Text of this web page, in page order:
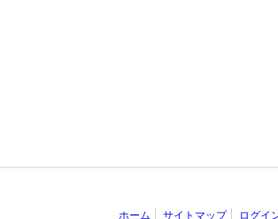
ホーム サイトマップ ログイ